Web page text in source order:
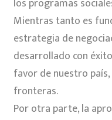
Mientras tanto es
estrategia de
desarrollado con
favor de nuestro
fronteras.
Por otra parte, la